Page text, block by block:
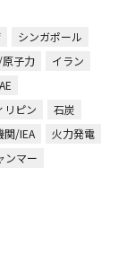
シンガポール
子力
イラン
リピン
石炭
関/IEA
火力発電
ンマー